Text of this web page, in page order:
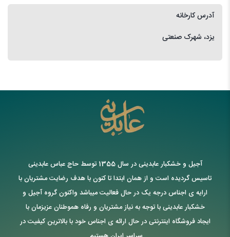
آدرس کارخانه
یزد، شهرک صنعتی
آجیل و خشکبار عابدینی در سال 1355 توسط حاج عباس عابدینی
تاسیس گردیده است و از همان ابتدا تا کنون با هدف رضایت مشتریان با
ارایه ی اجناس درجه یک در حال فعالیت میباشد واکنون گروه آجیل و
خشکبار عابدینی با توجه به نیاز مشتریان و رفاه هموطنان عزیزمان با
ایجاد فروشگاه اینترنتی در حال ارائه ی اجناس خود با بالاترین کیفیت در